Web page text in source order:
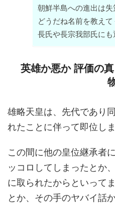
朝鮮半島への進出は失
どうだね名前を教え
長氏や長宗我部氏にも
英雄か悪か 評価の
雄略天皇は、先代であり
れたことに伴って即位しま
この間に他の皇位継承者
ッコロしてしまったとか
に取られたからといって
とか、その手のヤバイ話